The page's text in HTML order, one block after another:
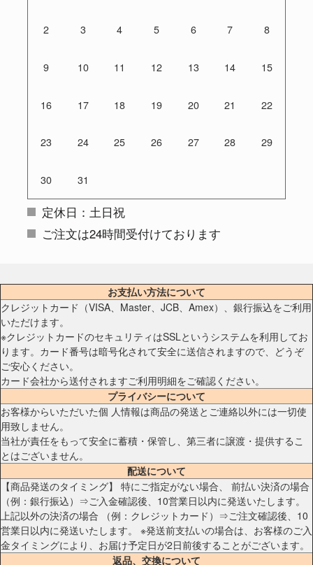
2 3 4 5 6 7 8
9 10 11 12 13 14 15
16 17 18 19 20 21 22
23 24 25 26 27 28 29
30 31
定休日：土日祝
ご注文は24時間受付けております
お支払い方法について
クレジットカード（VISA、Master、JCB、Amex）、銀行振込をご利用
いただけます。
※クレジットカードのセキュリティはSSLというシステムを利用してお
ります。カード番号は暗号化されて安全に送信されますので、どうぞ
ご安心ください。
カード会社から送付されますご利用明細をご確認ください。
プライバシーについて
お客様からいただいた個 人情報は商品の発送とご連絡以外には一切使
用致しません。
当社が責任をもって安全に蓄積・保管し、第三者に譲渡・提供するこ
とはございません。
配送について
【商品発送のタイミング】 特にご指定がない場合、 前払い決済の場合
（例：銀行振込）⇒ご入金確認後、10営業日以内に発送いたします。
上記以外の決済の場合 （例：クレジットカード）⇒ご注文確認後、10
営業日以内に発送いたします。 ※発送前支払いの場合は、お客様のご入
金タイミングにより、お届け予定日が2日前後することがございます。
返品、交換について